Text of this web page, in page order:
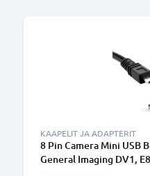
KAAPELIT JA ADAPTERIT
8 Pin Camera Mini USB
General Imaging DV1,